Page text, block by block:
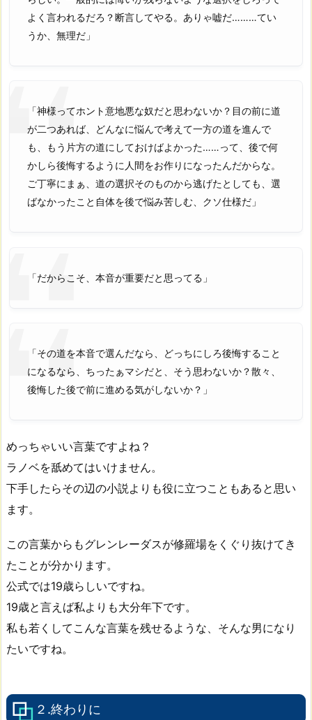
よく言われるだろ？断言してやる。ありゃ嘘だ………てい
うか、無理だ」
「神様ってホント意地悪な奴だと思わないか？目の前に道
が二つあれば、どんなに悩んで考えて一方の道を進んで
も、もう片方の道にしておけばよかった……って、後で何
かしら後悔するように人間をお作りになったんだからな。
ご丁寧にまぁ、道の選択そのものから逃げたとしても、選
ばなかったこと自体を後で悩み苦しむ、クソ仕様だ」
「だからこそ、本音が重要だと思ってる」
「その道を本音で選んだなら、どっちにしろ後悔すること
になるなら、ちったぁマシだと、そう思わないか？散々、
後悔した後で前に進める気がしないか？」
めっちゃいい言葉ですよね？
ラノベを舐めてはいけません。
下手したらその辺の小説よりも役に立つこともあると思い
ます。
この言葉からもグレンレーダスが修羅場をくぐり抜けてき
たことが分かります。
公式では19歳らしいですね。
19歳と言えば私よりも大分年下です。
私も若くしてこんな言葉を残せるような、そんな男になり
たいですね。
２.終わりに